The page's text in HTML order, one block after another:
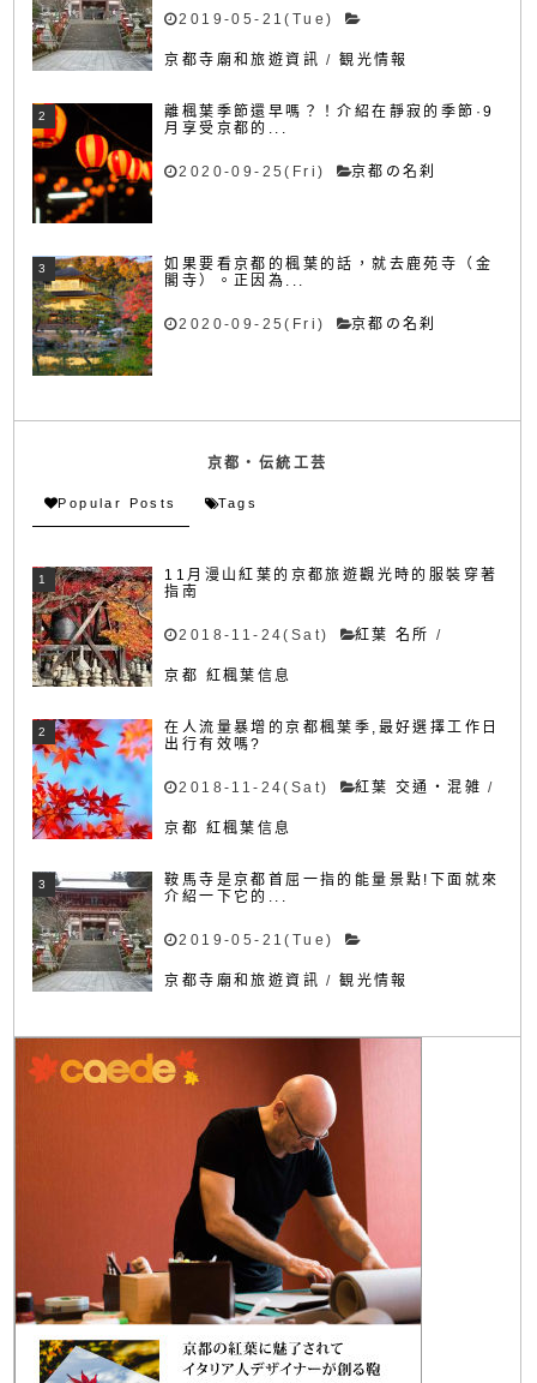
2019-05-21(Tue)
京都寺廟和旅遊資訊 /観光情報
離楓葉季節還早嗎？！介紹在靜寂的季節·9
月享受京都的...
2020-09-25(Fri) 京都の名刹
如果要看京都的楓葉的話，就去鹿苑寺（金
閣寺）。正因為...
2020-09-25(Fri) 京都の名刹
京都・伝統工芸
Popular Posts Tags
11月漫山紅葉的京都旅遊觀光時的服裝穿著
指南
2018-11-24(Sat) 紅葉 名所 /
京都 紅楓葉信息
在人流量暴增的京都楓葉季,最好選擇工作日
出行有效嗎?
2018-11-24(Sat) 紅葉 交通・混雑 /
京都 紅楓葉信息
鞍馬寺是京都首屈一指的能量景點!下面就來
介紹一下它的...
2019-05-21(Tue)
京都寺廟和旅遊資訊 /観光情報